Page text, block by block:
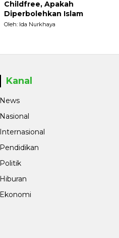
Childfree, Apakah
Diperbolehkan Islam
Oleh: Ida Nurkhaya
Kanal
News
Nasional
Internasional
Pendidikan
Politik
Hiburan
Ekonomi